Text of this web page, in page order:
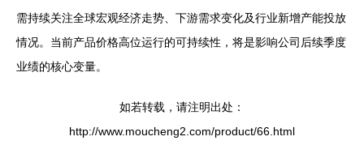
需持续关注全球宏观经济走势、下游需求变化及行业新增产能投放
情况。当前产品价格高位运行的可持续性，将是影响公司后续季度
业绩的核心变量。
如若转载，请注明出处：
http://www.moucheng2.com/product/66.html